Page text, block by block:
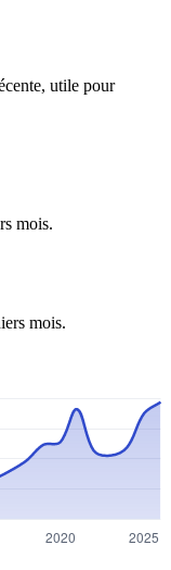
utile pour
mois.
mois.